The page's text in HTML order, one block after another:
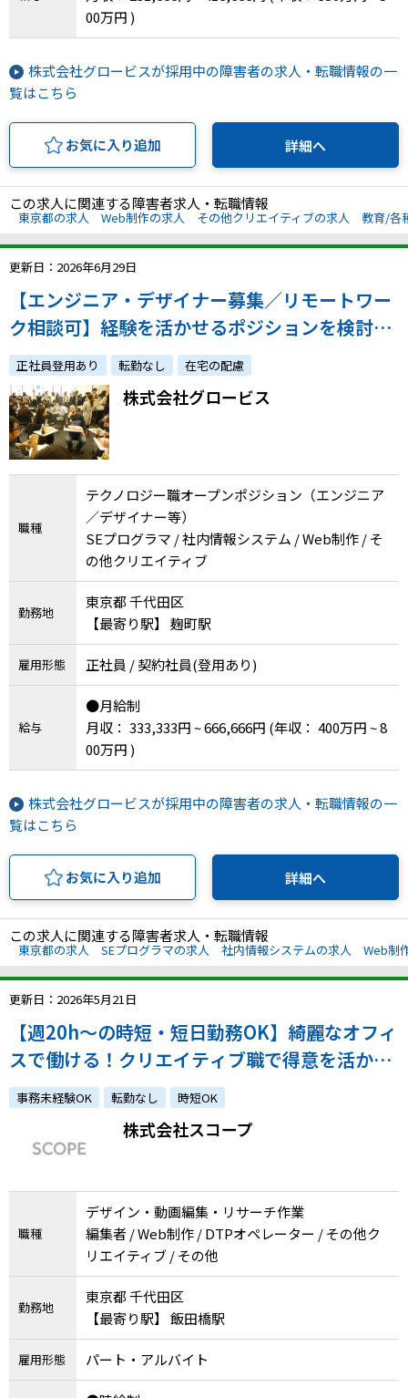
00万円 )
株式会社グロービスが採用中の障害者の求人・転職情報の一
覧はこちら
お気に入り追加 詳細へ
この求人に関連する障害者求人・転職情報
東京都の求人 Web制作の求人 その他クリエイティブの求人 教育/各
更新日：2026年6月29日
【エンジニア・デザイナー募集／リモートワー
ク相談可】経験を活かせるポジションを検討／
社内のエンジニア勉強会有／新規事業領域のポ
ジション有。ご自身のキャリア形成を継続で
き、配慮・理解のある環境で働きませんか？
正社員登用あり 転勤なし 在宅の配慮
株式会社グロービス
職種
テクノロジー職オープンポジション（エンジニア
／デザイナー等）
SEプログラマ / 社内情報システム / Web制作 / そ
の他クリエイティブ
勤務地
東京都 千代田区
【最寄り駅】 麹町駅
雇用形態 正社員 / 契約社員(登用あり)
給与
●月給制
月収： 333,333円 ~ 666,666円 (年収： 400万円 ~ 8
00万円 )
株式会社グロービスが採用中の障害者の求人・転職情報の一
覧はこちら
お気に入り追加 詳細へ
この求人に関連する障害者求人・転職情報
東京都の求人 SEプログラマの求人 社内情報システムの求人 Web制
更新日：2026年5月21日
【週20h～の時短・短日勤務OK】綺麗なオフィ
スで働ける！クリエイティブ職で得意を活かし
て活躍！
事務未経験OK 転勤なし 時短OK
株式会社スコープ
職種
デザイン・動画編集・リサーチ作業
編集者 / Web制作 / DTPオペレーター / その他ク
リエイティブ / その他
勤務地
東京都 千代田区
【最寄り駅】 飯田橋駅
雇用形態 パート・アルバイト